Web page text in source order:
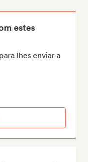
estes
lhes enviar a